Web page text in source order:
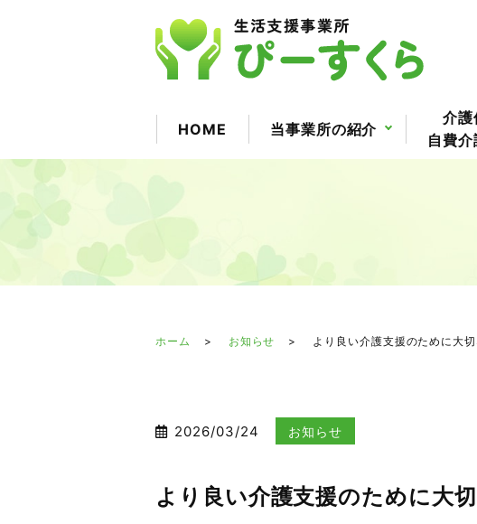
HOME 当事業所の紹介
介護
自費
ホーム お知らせ より良い介護支援のために大切
2026/03/24 お知らせ
より良い介護支援のために大